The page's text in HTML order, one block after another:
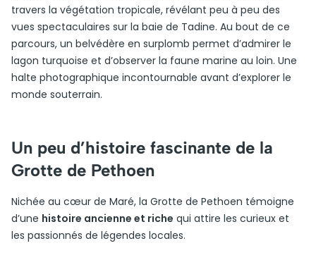
travers la végétation tropicale, révélant peu à peu des
vues spectaculaires sur la baie de Tadine. Au bout de ce
parcours, un belvédère en surplomb permet d’admirer le
lagon turquoise et d’observer la faune marine au loin. Une
halte photographique incontournable avant d’explorer le
monde souterrain.
Un peu d’histoire fascinante de la
Grotte de Pethoen
Nichée au cœur de Maré, la Grotte de Pethoen témoigne
d’une histoire ancienne et riche qui attire les curieux et
les passionnés de légendes locales.